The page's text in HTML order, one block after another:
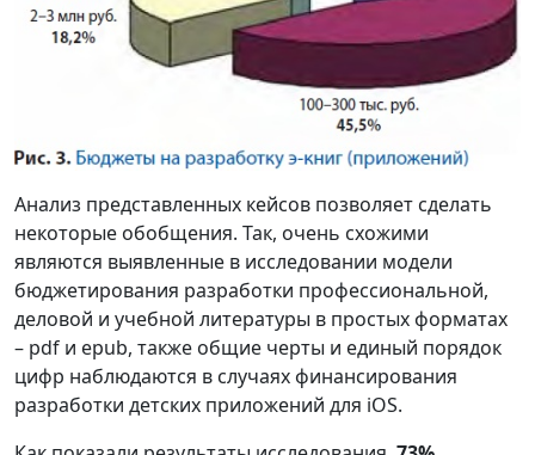
Анализ представленных кейсов позволяет сделать
некоторые обобщения. Так, очень схожими
являются выявленные в исследовании модели
бюджетирования разработки профессиональной,
деловой и учебной литературы в простых форматах
– pdf и epub, также общие черты и единый порядок
цифр наблюдаются в случаях финансирования
разработки детских приложений для iOS.